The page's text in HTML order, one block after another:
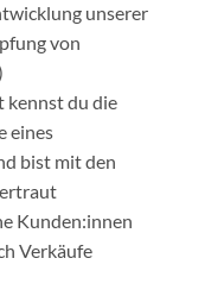
unserer
von
kennst du die
eines
bist mit den
Kunden:innen
Verkäufe